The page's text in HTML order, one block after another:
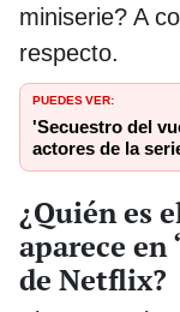
miniserie? A
respecto.
PUEDES VER:
'Secuestro del
actores de la
¿Quién es
aparece en
de Netflix?